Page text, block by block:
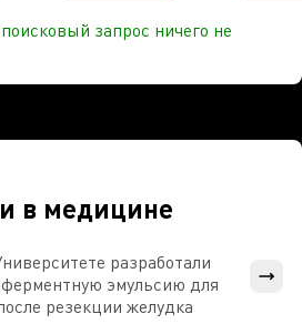
запрос ничего не
в медицине
разработали
эмульсию для
резекции желудка